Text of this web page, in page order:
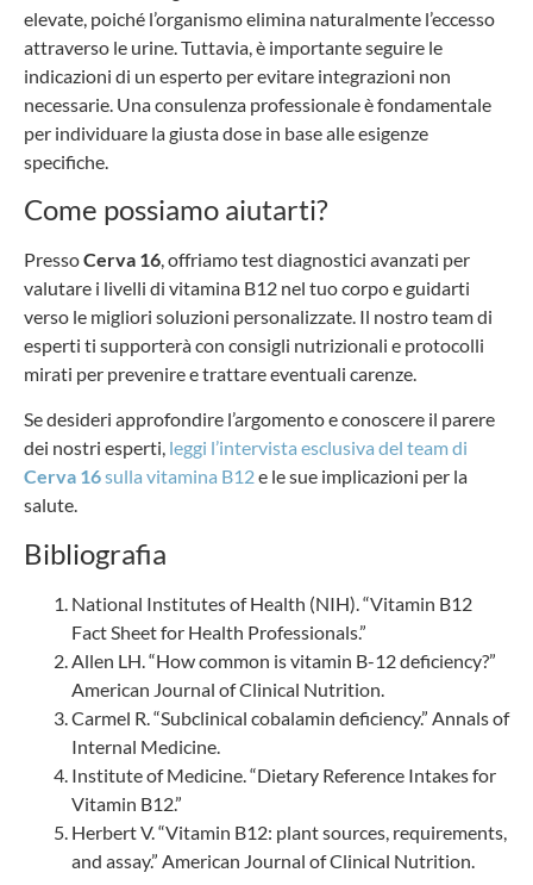
elevate, poiché l’organismo elimina naturalmente l’eccesso
attraverso le urine. Tuttavia, è importante seguire le
indicazioni di un esperto per evitare integrazioni non
necessarie. Una consulenza professionale è fondamentale
per individuare la giusta dose in base alle esigenze
specifiche.
Come possiamo aiutarti?
PressoCerva 16, offriamo test diagnostici avanzati per
valutare i livelli di vitamina B12 nel tuo corpo e guidarti
verso le migliori soluzioni personalizzate. Il nostro team di
esperti ti supporterà con consigli nutrizionali e protocolli
mirati per prevenire e trattare eventuali carenze.
Se desideri approfondire l’argomento e conoscere il parere
dei nostri esperti, leggi l’intervista esclusiva del team di
Cerva 16sulla vitamina B12e le sue implicazioni per la
salute.
Bibliografia
National Institutes of Health (NIH). “Vitamin B12
Fact Sheet for Health Professionals.”
Allen LH. “How common is vitamin B-12 deficiency?”
American Journal of Clinical Nutrition.
Carmel R. “Subclinical cobalamin deficiency.” Annals of
Internal Medicine.
Institute of Medicine. “Dietary Reference Intakes for
Vitamin B12.”
Herbert V. “Vitamin B12: plant sources, requirements,
and assay.” American Journal of Clinical Nutrition.